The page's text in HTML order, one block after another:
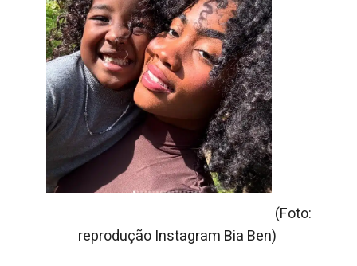
(Foto:
reprodução Instagram Bia Ben)